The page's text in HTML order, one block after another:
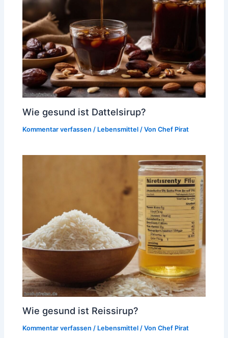
Wie gesund ist Dattelsirup?
Kommentar verfassen / Lebensmittel / VonChef Pirat
Wie gesund ist Reissirup?
Kommentar verfassen / Lebensmittel / VonChef Pirat